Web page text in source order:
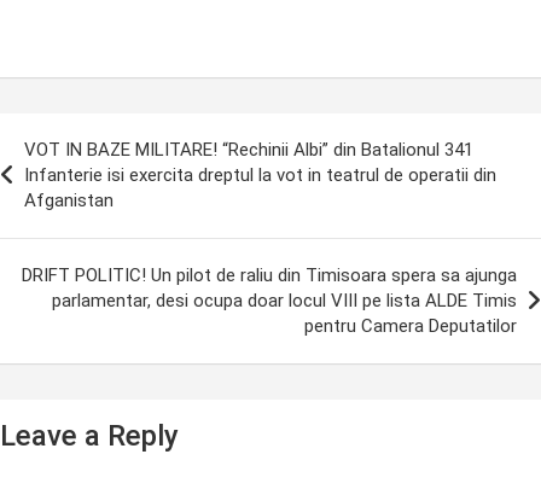
VOT IN BAZE MILITARE! “Rechinii Albi” din Batalionul 341
Infanterie isi exercita dreptul la vot in teatrul de operatii din
Afganistan
DRIFT POLITIC! Un pilot de raliu din Timisoara spera sa ajunga
parlamentar, desi ocupa doar locul VIII pe lista ALDE Timis
pentru Camera Deputatilor
Leave a Reply